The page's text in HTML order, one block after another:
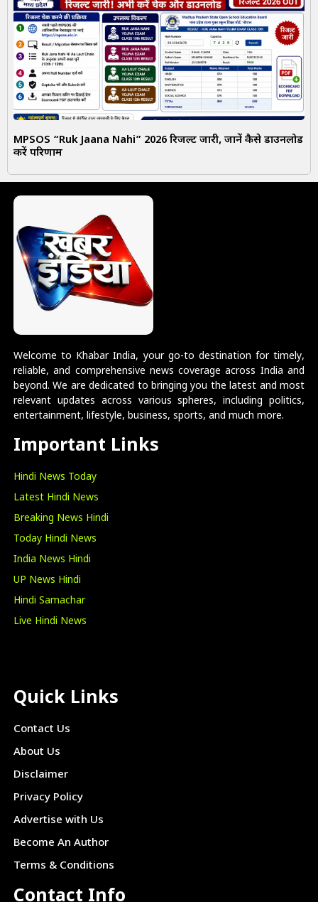
MPSOS “Ruk Jaana Nahi” 2026 रिजल्ट जारी, जानें कैसे डाउनलोड
करें परिणाम
Welcome to Khabar India, your go-to destination for timely,
reliable, and comprehensive news coverage across India and
beyond. We are dedicated to bringing you the latest and most
relevant updates across various spheres, including politics,
entertainment, lifestyle, business, sports, and much more.
Important Links
Hindi News Today
Latest Hindi News
Breaking News Hindi
Today Hindi News
India News Hindi
UP News Hindi
Hindi Samachar
Live Hindi News
Quick Links
Contact Us
About Us
Disclaimer
Privacy Policy
Advertise with Us
Become An Author
Terms & Conditions
Contact Info